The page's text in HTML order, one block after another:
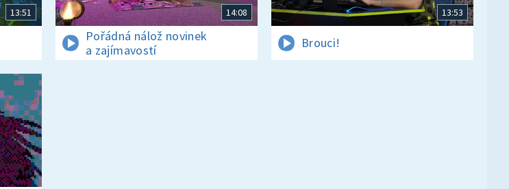
13:51 14:08
Pořádná nálož novinek
a zajímavostí
13:53
Brouci!